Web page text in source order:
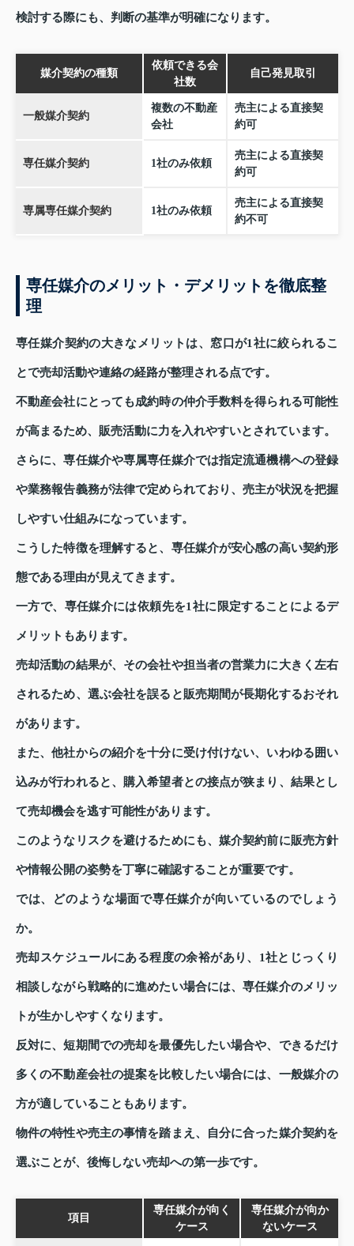
検討する際にも、判断の基準が明確になります。
媒介契約の種類
依頼できる会
社数
自己発見取引
一般媒介契約
複数の不動産
会社
売主による直接契
約可
専任媒介契約 1社のみ依頼
売主による直接契
約可
専属専任媒介契約 1社のみ依頼
売主による直接契
約不可
専任媒介のメリット・デメリットを徹底整
理
専任媒介契約の大きなメリットは、窓口が1社に絞られるこ
とで売却活動や連絡の経路が整理される点です。
不動産会社にとっても成約時の仲介手数料を得られる可能性
が高まるため、販売活動に力を入れやすいとされています。
さらに、専任媒介や専属専任媒介では指定流通機構への登録
や業務報告義務が法律で定められており、売主が状況を把握
しやすい仕組みになっています。
こうした特徴を理解すると、専任媒介が安心感の高い契約形
態である理由が見えてきます。
一方で、専任媒介には依頼先を1社に限定することによるデ
メリットもあります。
売却活動の結果が、その会社や担当者の営業力に大きく左右
されるため、選ぶ会社を誤ると販売期間が長期化するおそれ
があります。
また、他社からの紹介を十分に受け付けない、いわゆる囲い
込みが行われると、購入希望者との接点が狭まり、結果とし
て売却機会を逃す可能性があります。
このようなリスクを避けるためにも、媒介契約前に販売方針
や情報公開の姿勢を丁寧に確認することが重要です。
では、どのような場面で専任媒介が向いているのでしょう
か。
売却スケジュールにある程度の余裕があり、1社とじっくり
相談しながら戦略的に進めたい場合には、専任媒介のメリッ
トが生かしやすくなります。
反対に、短期間での売却を最優先したい場合や、できるだけ
多くの不動産会社の提案を比較したい場合には、一般媒介の
方が適していることもあります。
物件の特性や売主の事情を踏まえ、自分に合った媒介契約を
選ぶことが、後悔しない売却への第一歩です。
項目
専任媒介が向く
ケース
専任媒介が向か
ないケース